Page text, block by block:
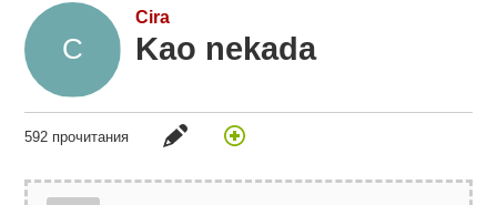
Cira
Kao nekada
592 прочитания